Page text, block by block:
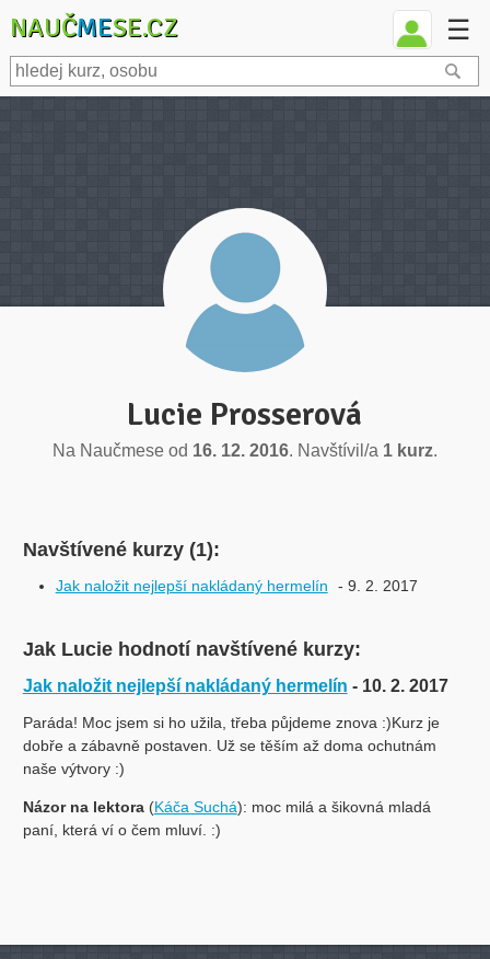
NAUČMESE.CZ ☰
Lucie Prosserová
Na Naučmese od 16. 12. 2016. Navštívil/a 1 kurz.
Navštívené kurzy (1):
Jak naložit nejlepší nakládaný hermelín - 9. 2. 2017
Jak Lucie hodnotí navštívené kurzy:
Jak naložit nejlepší nakládaný hermelín - 10. 2. 2017
Paráda! Moc jsem si ho užila, třeba půjdeme znova :)Kurz je
dobře a zábavně postaven. Už se těším až doma ochutnám
naše výtvory :)
Názor na lektora(Káča Suchá): moc milá a šikovná mladá
paní, která ví o čem mluví. :)